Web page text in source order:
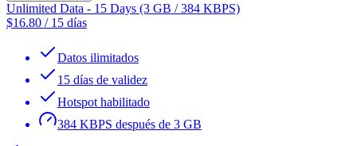
Unlimited Data - 15 Days (3 GB / 384 KBPS)
$16.80 / 15 días
Datos ilimitados
15 días de validez
Hotspot habilitado
384 KBPS después de 3 GB